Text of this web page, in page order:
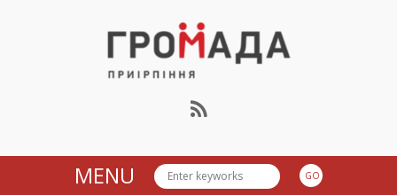
Громада Приірпіння
MENU